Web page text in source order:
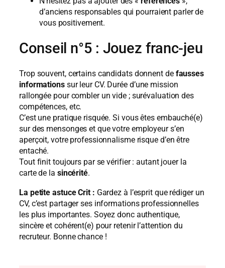
d’anciens responsables qui pourraient parler de
vous positivement.
Conseil n°5 : Jouez franc-jeu
Trop souvent, certains candidats donnent de fausses
informationssur leur CV. Durée d’une mission
rallongée pour combler un vide ; surévaluation des
compétences, etc.
C’est une pratique risquée. Si vous êtes embauché(e)
sur des mensonges et que votre employeur s’en
aperçoit, votre professionnalisme risque d’en être
entaché.
Tout finit toujours par se vérifier : autant jouer la
carte de la sincérité.
La petite astuce Crit : Gardez à l’esprit que rédiger un
CV, c’est partager ses informations professionnelles
les plus importantes. Soyez donc authentique,
sincère et cohérent(e) pour retenir l’attention du
recruteur. Bonne chance !